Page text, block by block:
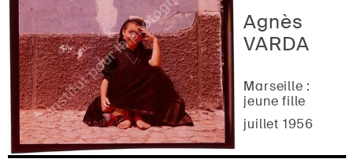
Agnès
VARDA
Marseille :
jeune fille
juillet 1956